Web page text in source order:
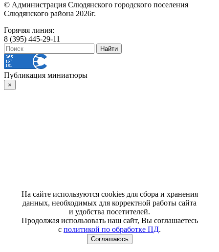
© Администрация Слюдянского городского поселения
Слюдянского района 2026г.
Горячяя линия:
8 (395) 445-29-11
Публикация миниатюры
×
На сайте используются cookies для сбора и хранения
данных, необходимых для корректной работы сайта
и удобства посетителей.
Продолжая использовать наш сайт, Вы соглашаетесь
с политикой по обработке ПД.
Соглашаюсь